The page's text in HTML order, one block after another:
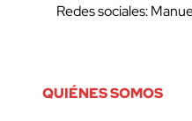
Redes sociales:
QUIÉNES SOMOS